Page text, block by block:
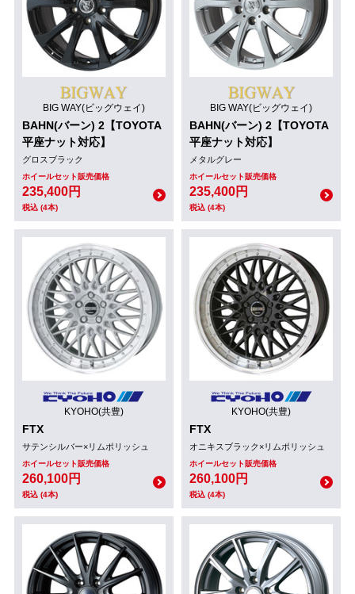
BIG WAY(ビッグウェイ)
BAHN(バーン) 2【TOYOTA
平座ナット対応】
グロスブラック
ホイールセット販売価格
235,400円
税込 (4本)
BIG WAY(ビッグウェイ)
BAHN(バーン) 2【TOYOTA
平座ナット対応】
メタルグレー
ホイールセット販売価格
235,400円
税込 (4本)
KYOHO(共豊)
FTX
サテンシルバー×リムポリッシュ
ホイールセット販売価格
260,100円
税込 (4本)
KYOHO(共豊)
FTX
オニキスブラック×リムポリッシュ
ホイールセット販売価格
260,100円
税込 (4本)